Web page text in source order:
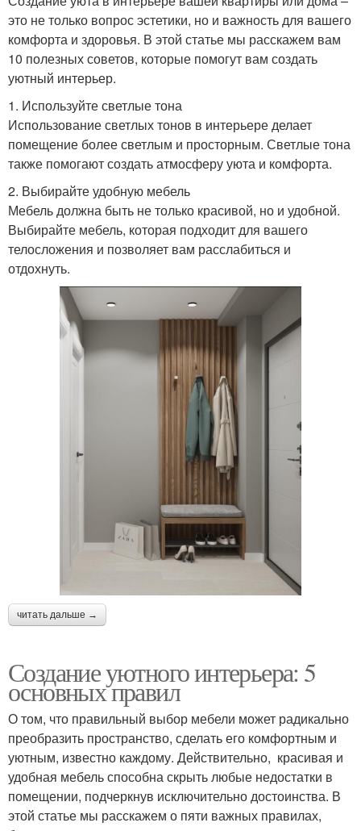
это не только вопрос эстетики, но и важность для вашего
комфорта и здоровья. В этой статье мы расскажем вам
10 полезных советов, которые помогут вам создать
уютный интерьер.
1. Используйте светлые тона
Использование светлых тонов в интерьере делает
помещение более светлым и просторным. Светлые тона
также помогают создать атмосферу уюта и комфорта.
2. Выбирайте удобную мебель
Мебель должна быть не только красивой, но и удобной.
Выбирайте мебель, которая подходит для вашего
телосложения и позволяет вам расслабиться и
отдохнуть.
читать дальше →
Создание уютного интерьера: 5
основных правил
О том, что правильный выбор мебели может радикально
преобразить пространство, сделать его комфортным и
уютным, известно каждому. Действительно, красивая и
удобная мебель способна скрыть любые недостатки в
помещении, подчеркнув исключительно достоинства. В
этой статье мы расскажем о пяти важных правилах,